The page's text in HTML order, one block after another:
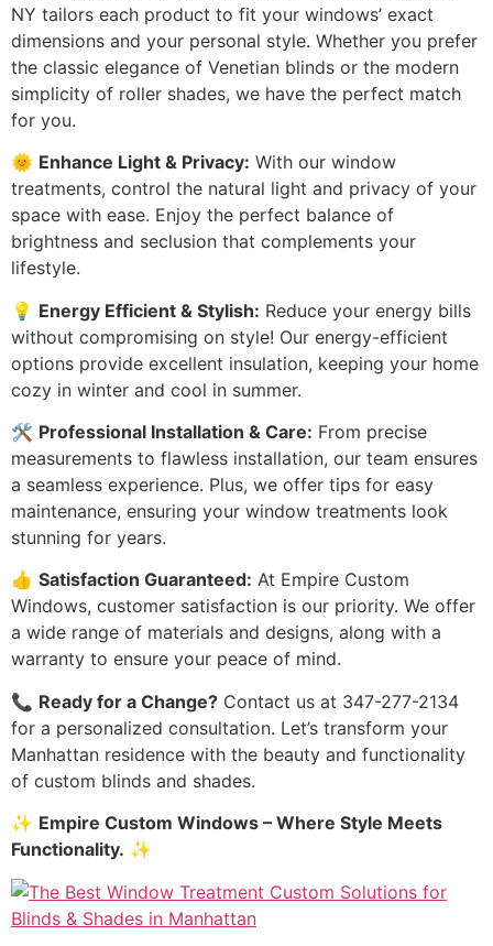
NY tailors each product to fit your windows’ exact
dimensions and your personal style. Whether you prefer
the classic elegance of Venetian blinds or the modern
simplicity of roller shades, we have the perfect match
for you.
🌞 Enhance Light & Privacy: With our window
treatments, control the natural light and privacy of your
space with ease. Enjoy the perfect balance of
brightness and seclusion that complements your
lifestyle.
💡 Energy Efficient & Stylish: Reduce your energy bills
without compromising on style! Our energy-efficient
options provide excellent insulation, keeping your home
cozy in winter and cool in summer.
🛠️ Professional Installation & Care: From precise
measurements to flawless installation, our team ensures
a seamless experience. Plus, we offer tips for easy
maintenance, ensuring your window treatments look
stunning for years.
👍 Satisfaction Guaranteed: At Empire Custom
Windows, customer satisfaction is our priority. We offer
a wide range of materials and designs, along with a
warranty to ensure your peace of mind.
📞 Ready for a Change? Contact us at 347-277-2134
for a personalized consultation. Let’s transform your
Manhattan residence with the beauty and functionality
of custom blinds and shades.
✨ Empire Custom Windows – Where Style Meets
Functionality. ✨